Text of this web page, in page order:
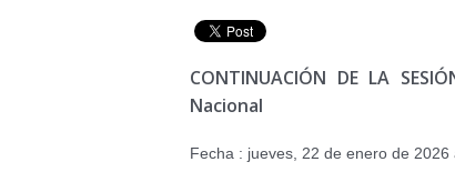
CONTINUACIÓN DE LA
Nacional
Fecha : jueves, 22 de enero de 2026